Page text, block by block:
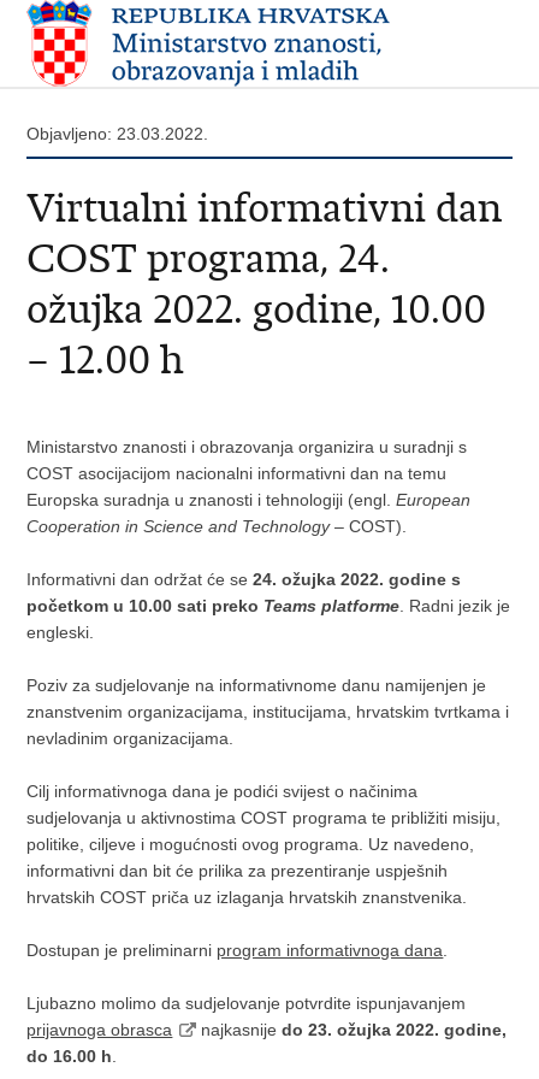
Objavljeno: 23.03.2022.
Virtualni informativni dan
COST programa, 24.
ožujka 2022. godine, 10.00
– 12.00 h
Ministarstvo znanosti i obrazovanja organizira u suradnji s
COST asocijacijom nacionalni informativni dan na temu
Europska suradnja u znanosti i tehnologiji (engl.European
Cooperation in Science and Technology– COST).
Informativni dan održat će se24. ožujka 2022. godine s
početkom u 10.00 sati preko Teams platforme . Radni jezik je
engleski.
Poziv za sudjelovanje na informativnome danu namijenjen je
znanstvenim organizacijama, institucijama, hrvatskim tvrtkama i
nevladinim organizacijama.
Cilj informativnoga dana je podići svijest o načinima
sudjelovanja u aktivnostima COST programa te približiti misiju,
politike, ciljeve i mogućnosti ovog programa. Uz navedeno,
informativni dan bit će prilika za prezentiranje uspješnih
hrvatskih COST priča uz izlaganja hrvatskih znanstvenika.
Dostupan je preliminarni program informativnoga dana
Ljubazno molimo da sudjelovanje potvrdite ispunjavanjem
prijavnoga obrasca
najkasnijedo 23. ožujka 2022. godine,
do 16.00 h